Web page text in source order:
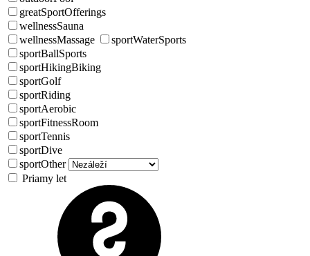
greatSportOfferings
wellnessSauna
wellnessMassage
sportWaterSports
sportBallSports
sportHikingBiking
sportGolf
sportRiding
sportAerobic
sportFitnessRoom
sportTennis
sportDive
sportOther
Priamy let